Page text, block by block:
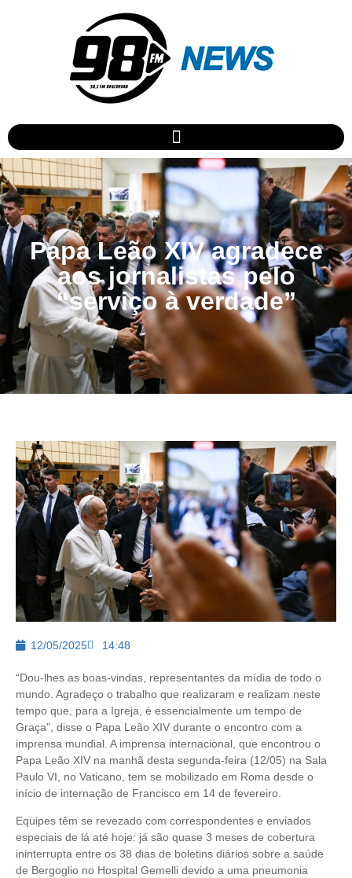
Papa Leão XIV agradece
aos jornalistas pelo
“serviço à verdade”
12/05/2025 14:48
“Dou-lhes as boas-vindas, representantes da mídia de todo o
mundo. Agradeço o trabalho que realizaram e realizam neste
tempo que, para a Igreja, é essencialmente um tempo de
Graça”, disse o Papa Leão XIV durante o encontro com a
imprensa mundial. A imprensa internacional, que encontrou o
Papa Leão XIV na manhã desta segunda-feira (12/05) na Sala
Paulo VI, no Vaticano, tem se mobilizado em Roma desde o
início de internação de Francisco em 14 de fevereiro.
Equipes têm se revezado com correspondentes e enviados
especiais de lá até hoje: já são quase 3 meses de cobertura
ininterrupta entre os 38 dias de boletins diários sobre a saúde
de Bergoglio no Hospital Gemelli devido a uma pneumonia